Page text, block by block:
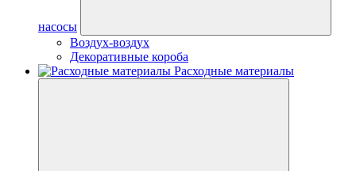
насосы
Воздух-воздух
Декоративные короба
Расходные материалы